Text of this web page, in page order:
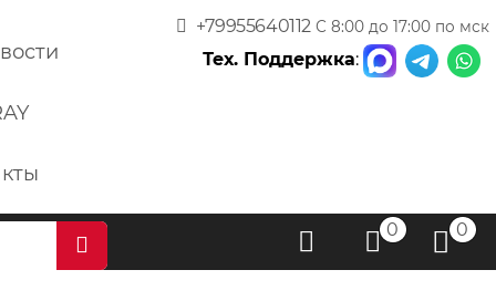
+79955640112 С 8:00 до 17:00 по мск
Тех. Поддержка:
0 0